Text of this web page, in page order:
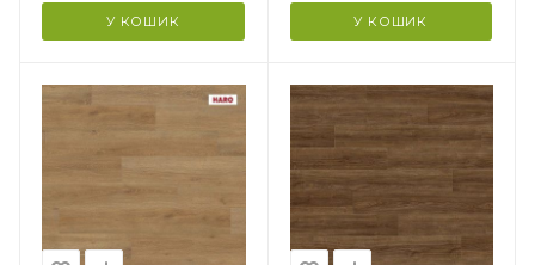
У КОШИК
Гарантія ?
20 років
У КОШИК
Країна-виробник
Німеччина
Колекція
Клас зносостійкості
32